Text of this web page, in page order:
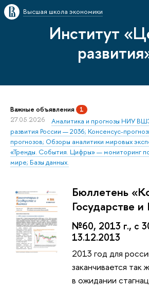
Высшая школа экономики
Институт
Важные объявления 1
27.05.2026
Аналитика и прогнозы НИУ
развития России — 2036; Консенсус-
прогнозов; Обзоры аналитики мировых
«Тренды. События. Цифры» — мониторинг
мире; Базы данных.
Бюллетень
Государстве
№60, 2013 г., с
13.12.2013
2013 год для
заканчивается так
в ожидании